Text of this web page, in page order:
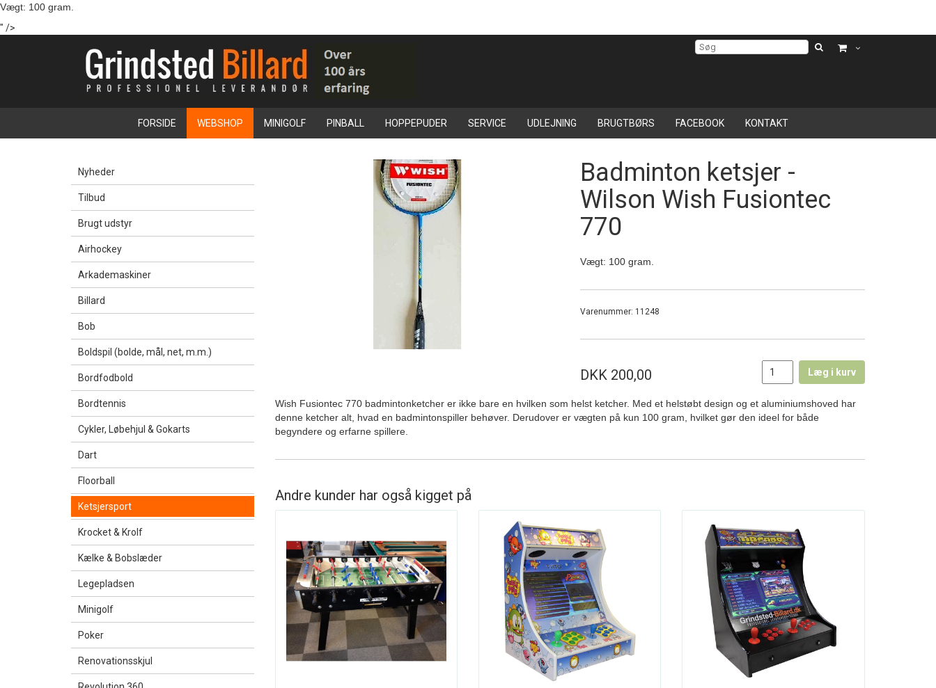
Vægt: 100 gram.
" />
FORSIDE WEBSHOP MINIGOLF PINBALL HOPPEPUDER SERVICE UDLEJNING BRUGTBØRS FACEBOOK KONTAKT
Nyheder
Tilbud
Brugt udstyr
Airhockey
Arkademaskiner
Billard
Bob
Boldspil (bolde, mål, net, m.m.)
Bordfodbold
Bordtennis
Cykler, Løbehjul & Gokarts
Dart
Floorball
Ketsjersport
Krocket & Krolf
Kælke & Bobslæder
Legepladsen
Minigolf
Poker
Renovationsskjul
Badminton ketsjer -
Wilson Wish Fusiontec
770
Vægt: 100 gram.
Varenummer: 11248
DKK 200,00 Læg i kurv
Wish Fusiontec 770 badmintonketcher er ikke bare en hvilken som helst ketcher. Med et helstøbt design og et aluminiumshoved har
denne ketcher alt, hvad en badmintonspiller behøver. Derudover er vægten på kun 100 gram, hvilket gør den ideel for både
begyndere og erfarne spillere.
Andre kunder har også kigget på